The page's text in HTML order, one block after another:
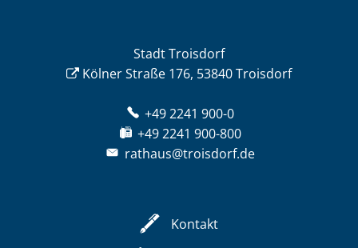
Stadt Troisdorf
Kölner Straße 176, 53840 Troisdorf
+49 2241 900-0
+49 2241 900-800
rathaus@troisdorf.de
Kontakt